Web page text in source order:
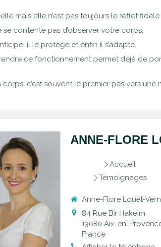
mais elle n’est pas toujours le reflet fidèle
se contente pas d’observer votre corps.
il le protège et enfin il s’adapte.
ce fonctionnement permet déjà de
c’est souvent le premier pas vers une
ANNE-FLORE
Accueil
Témoignages
Anne-Flore Louët-
84 Rue Bir Hakeim
13080 Aix-en-
France